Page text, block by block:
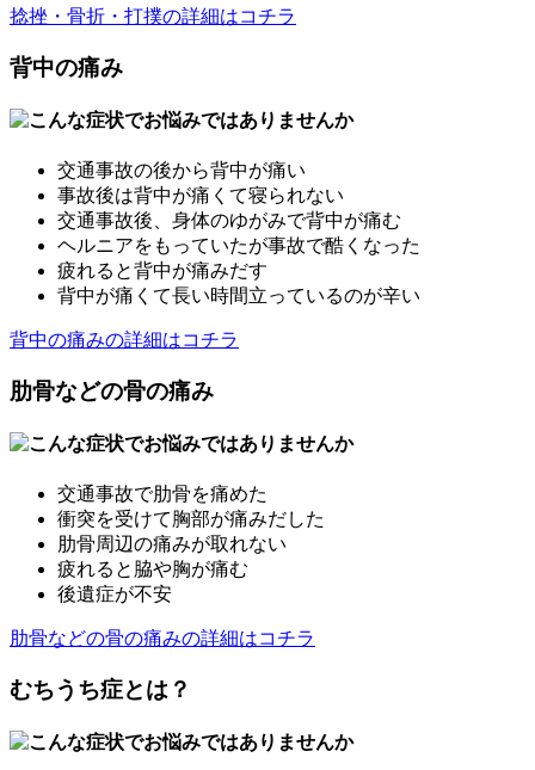
捻挫・骨折・打撲の詳細はコチラ
背中の痛み
交通事故の後から背中が痛い
事故後は背中が痛くて寝られない
交通事故後、身体のゆがみで背中が痛む
ヘルニアをもっていたが事故で酷くなった
疲れると背中が痛みだす
背中が痛くて長い時間立っているのが辛い
背中の痛みの詳細はコチラ
肋骨などの骨の痛み
交通事故で肋骨を痛めた
衝突を受けて胸部が痛みだした
肋骨周辺の痛みが取れない
疲れると脇や胸が痛む
後遺症が不安
肋骨などの骨の痛みの詳細はコチラ
むちうち症とは？